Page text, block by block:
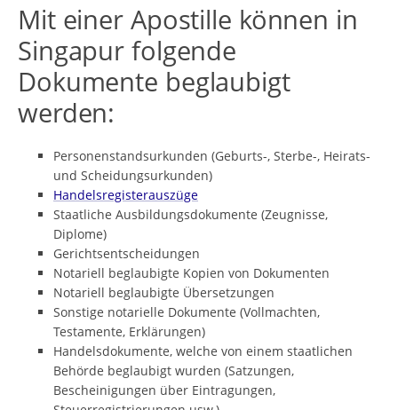
Mit einer Apostille können in
Singapur folgende
Dokumente beglaubigt
werden:
Personenstandsurkunden (Geburts-, Sterbe-, Heirats-
und Scheidungsurkunden)
Handelsregisterauszüge
Staatliche Ausbildungsdokumente (Zeugnisse,
Diplome)
Gerichtsentscheidungen
Notariell beglaubigte Kopien von Dokumenten
Notariell beglaubigte Übersetzungen
Sonstige notarielle Dokumente (Vollmachten,
Testamente, Erklärungen)
Handelsdokumente, welche von einem staatlichen
Behörde beglaubigt wurden (Satzungen,
Bescheinigungen über Eintragungen,